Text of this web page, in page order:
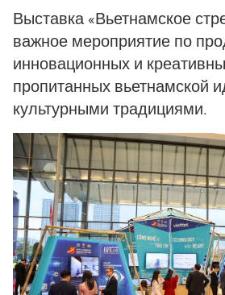
Выставка «Вьетнамское
важное мероприятие по
инновационных и
пропитанных вьетнамской
культурными традициями.